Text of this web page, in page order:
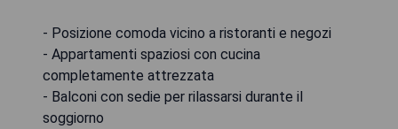
- Posizione comoda vicino a ristoranti e negozi
- Appartamenti spaziosi con cucina
completamente attrezzata
- Balconi con sedie per rilassarsi durante il
soggiorno